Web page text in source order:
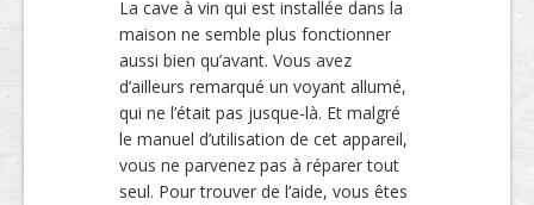
La cave à vin qui est installée dans la
maison ne semble plus fonctionner
aussi bien qu’avant. Vous avez
d’ailleurs remarqué un voyant allumé,
qui ne l’était pas jusque-là. Et malgré
le manuel d’utilisation de cet appareil,
vous ne parvenez pas à réparer tout
seul. Pour trouver de l’aide, vous êtes